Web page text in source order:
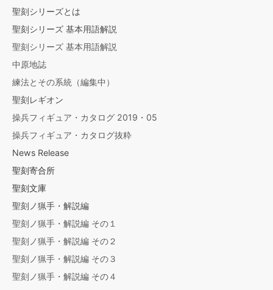
聖刻シリーズとは
聖刻シリーズ 基本用語解説
聖刻シリーズ 基本用語解説
中原地誌
練法とその系統（編集中）
聖刻レギオン
操兵フィギュア・カタログ 2019・05
操兵フィギュア・カタログ抜粋
News Release
聖刻寄合所
聖刻文庫
聖刻ノ猟手・解説編
聖刻ノ猟手・解説編 その１
聖刻ノ猟手・解説編 その２
聖刻ノ猟手・解説編 その３
聖刻ノ猟手・解説編 その４